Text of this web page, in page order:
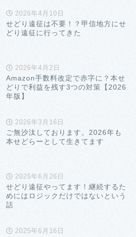
2026年4月10日
せどり遠征は不要！？甲信地方にせ
どり遠征に行ってきた
2026年4月2日
Amazon手数料改定で赤字に？本せ
どりで利益を残す3つの対策【2026
年版】
2026年3月16日
ご無沙汰しております。2026年も
本せどらーとして生きてます
2025年6月26日
せどり遠征やってます！継続するた
めにはロジックだけではないという
話
2025年6月16日